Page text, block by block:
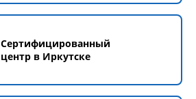
Сертифицированный
центр в Иркутске